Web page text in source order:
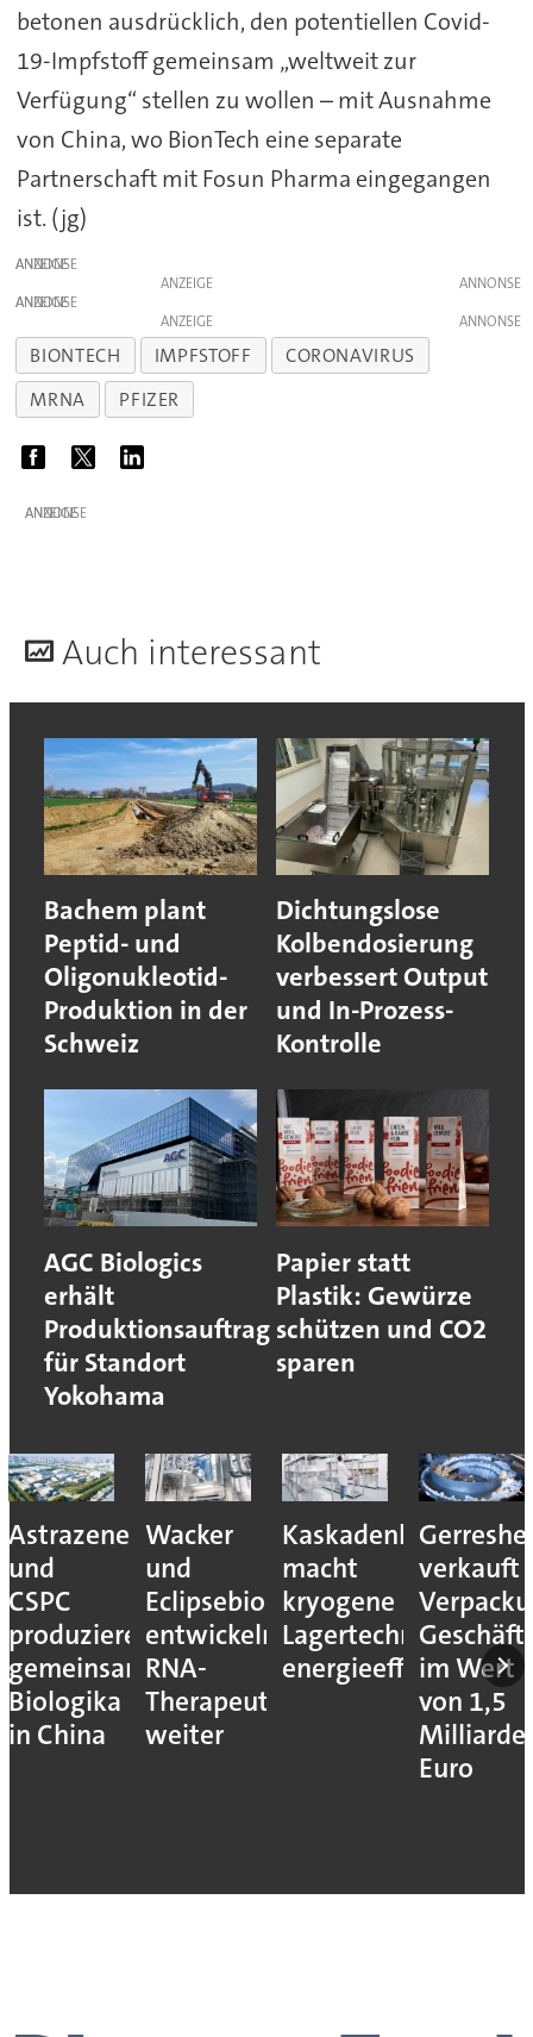
betonen ausdrücklich, den potentiellen Covid-
19-Impfstoff gemeinsam „weltweit zur
Verfügung“ stellen zu wollen – mit Ausnahme
von China, wo BionTech eine separate
Partnerschaft mit Fosun Pharma eingegangen
ist. (jg)
ANZEIGE
ANZEIGE
ANZEIGE
ANZEIGE
BIONTECH IMPFSTOFF
CORONAVIRUS
MRNA
PFIZER
ANZEIGE
Auch interessant
Bachem plant
Peptid- und
Oligonukleotid-
Produktion in der
Schweiz
Dichtungslose
Kolbendosierung
verbessert Output
und In-Prozess-
Kontrolle
AGC Biologics
erhält
Produktionsauftrag
für Standort
Yokohama
Papier statt
Plastik: Gewürze
schützen und CO2
sparen
Astrazeneca
und
CSPC
produzieren
gemeinsam
Biologika
in China
Wacker
und
Eclipsebio
entwickeln
RNA-
Therapeutika
weiter
Kaskadenkonzept
macht
kryogene
Lagertechnik
energieeffizienter
verkauft
im Wert
von 1,5
Euro